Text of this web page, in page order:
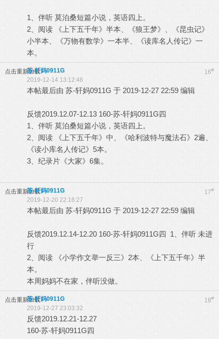
1、伴听 莫泊桑短篇小说，英语四上。
2、阅读 《上下五千年》半本、《狼王梦》、《昆虫记》
小半本、《万物有数学》一本半、《读库名人传记》一
本。
点击重新加载 16#
苏-轩妈0911G
2019-12-14 13:12:46
本帖最后由 苏-轩妈0911G 于 2019-12-27 22:59 编辑
反馈2019.12.07-12.13 160-苏-轩妈0911G四
1、伴听 莫泊桑短篇小说，英语四上。
2、阅读 《上下五千年》中、《哈利波特与魔法石》2遍、
《读小库名人传记》5本。
3、纪录片《大家》6集。
点击重新加载 17#
苏-轩妈0911G
2019-12-20 22:16:27
本帖最后由 苏-轩妈0911G 于 2019-12-27 22:59 编辑
反馈2019.12.14-12.20 160-苏-轩妈0911G四 1、伴听 未进
行
2、阅读 《小学作文举一反三》2本、《上下五千年》半
本。
本周妈妈不在家，伴听没做。
点击重新加载 18#
苏-轩妈0911G
2019-12-27 23:03:32
反馈2019.12.21-12.27
160-苏-轩妈0911G四